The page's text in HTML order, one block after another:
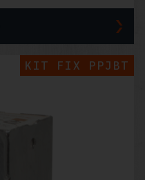
KIT FIX PPJBT